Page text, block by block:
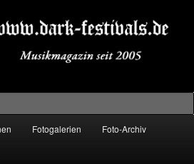
Fotogalerien Foto-Archiv